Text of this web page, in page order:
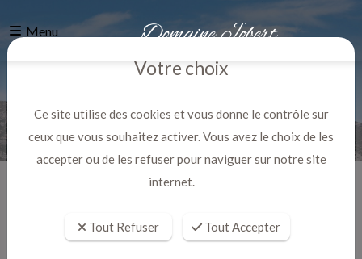
Menu
Votre choix
Ce site utilise des cookies et vous donne le contrôle sur
ceux que vous souhaitez activer. Vous avez le choix de les
accepter ou de les refuser pour naviguer sur notre site
internet.
Tout Refuser Tout Accepter